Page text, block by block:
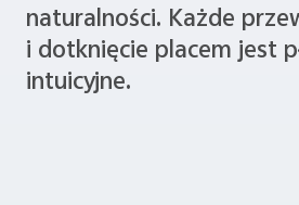
naturalności. Każde
i dotknięcie placem jest
intuicyjne.